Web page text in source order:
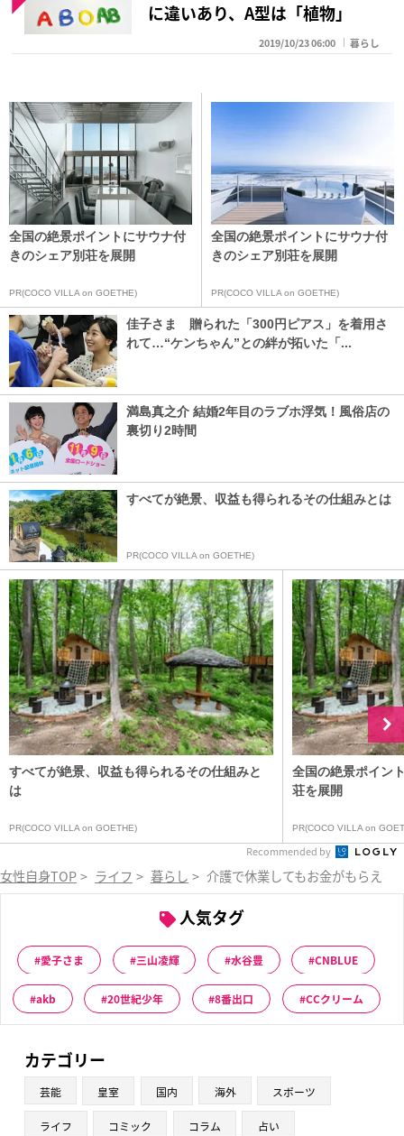
に違いあり、A型は「植物」
2019/10/23 06:00 暮らし
全国の絶景ポイントにサウナ付
きのシェア別荘を展開
PR(COCO VILLA on GOETHE)
全国の絶景ポイントにサウナ付
きのシェア別荘を展開
PR(COCO VILLA on GOETHE)
佳子さま 贈られた「300円ピアス」を着用さ
れて…“ケンちゃん”との絆が拓いた「...
満島真之介 結婚2年目のラブホ浮気！風俗店の
裏切り2時間
すべてが絶景、収益も得られるその仕組みとは
PR(COCO VILLA on GOETHE)
すべてが絶景、収益も得られるその仕組みと
は
PR(COCO VILLA on GOETHE)
全国の絶景ポイン
荘を展開
PR(COCO VILLA on
Recommended by
女性自身TOP > ライフ > 暮らし > 介護で休業してもお金がもらえる
人気タグ
愛子さま 三山凌輝 水谷豊 CNBLUE
akb 20世紀少年 8番出口 CCクリーム
カテゴリー
芸能 皇室 国内 海外 スポーツ
ライフ コミック コラム 占い